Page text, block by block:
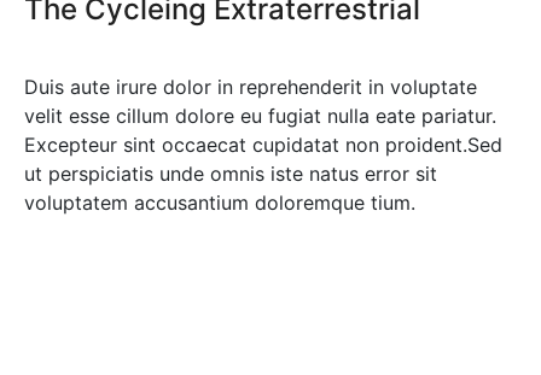
The Cycleing Extraterrestrial
Duis aute irure dolor in reprehenderit in voluptate
velit esse cillum dolore eu fugiat nulla eate pariatur.
Excepteur sint occaecat cupidatat non proident.Sed
ut perspiciatis unde omnis iste natus error sit
voluptatem accusantium doloremque tium.